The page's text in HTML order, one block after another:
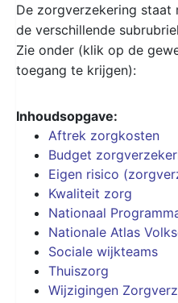
De zorgverzekering staat
de verschillende
Zie onder (klik op de
toegang te krijgen):
Inhoudsopgave:
Aftrek zorgkosten
Budget
Eigen risico
Kwaliteit zorg
Nationaal
Nationale Atlas
Sociale wijkteams
Thuiszorg
Wijzigingen